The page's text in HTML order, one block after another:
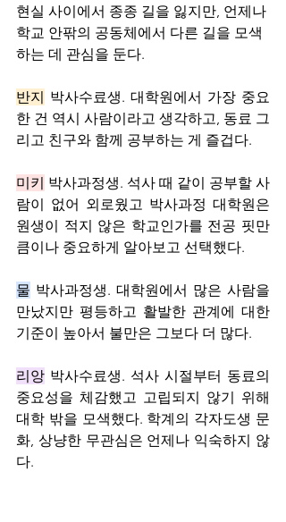
현실 사이에서 종종 길을 잃지만, 언제나
학교 안팎의 공동체에서 다른 길을 모색
하는 데 관심을 둔다.
반지
박사수료생. 대학원에서 가장 중요
한 건 역시 사람이라고 생각하고, 동료 그
리고 친구와 함께 공부하는 게 즐겁다.
미키
﻿박사과정생. 석사 때 같이 공부할 사
람이 없어 외로웠고 박사과정 대학원은
원생이 적지 않은 학교인가를 전공 핏만
큼이나 중요하게 알아보고 선택했다.
물 박사과정생. 대학원에서 많은 사람을
만났지만 평등하고 활발한 관계에 대한
기준이 높아서 불만은 그보다 더 많다.
리앙 박사수료생. 석사 시절부터 동료의
중요성을 체감했고 고립되지 않기 위해
대학 밖을 모색했다. 학계의 각자도생 문
화, 상냥한 무관심은 언제나 익숙하지 않
다.